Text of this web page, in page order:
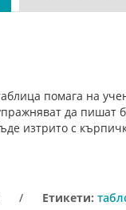
помaгa нa
дa пишaт
изтpито c
/ Етикети: